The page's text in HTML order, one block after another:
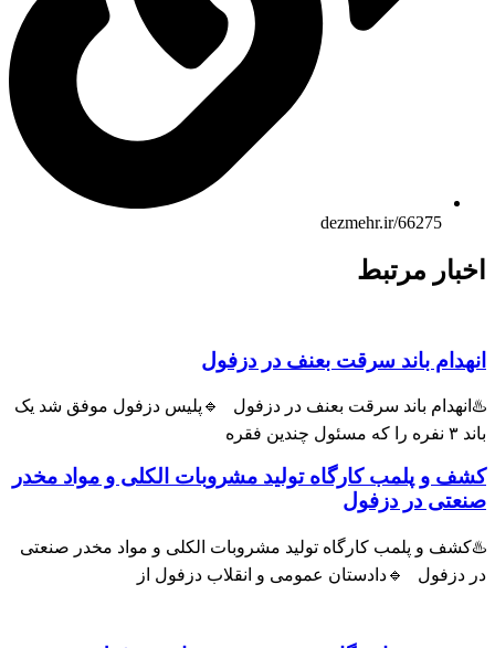
dezmehr.ir/66275
اخبار مرتبط
انهدام باند سرقت بعنف در دزفول
♨️انهدام باند سرقت بعنف در دزفول 🔹پلیس دزفول موفق شد یک
باند ۳ نفره را که مسئول چندین فقره
کشف و پلمب کارگاه تولید مشروبات الکلی و مواد مخدر
صنعتی در دزفول
♨️کشف و پلمب کارگاه تولید مشروبات الکلی و مواد مخدر صنعتی
در دزفول 🔹دادستان عمومی و انقلاب دزفول از